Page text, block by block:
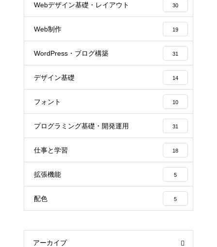
Webデザイン基礎・レイアウト 30
Web制作 19
WordPress・ブログ構築 31
デザイン基礎 14
フォント 10
プログラミング基礎・開発運用 31
仕事と学習 18
拡張機能 5
配色 5
アーカイブ